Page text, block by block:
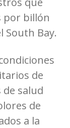
por billón
South Bay.
de
salud
de
a la